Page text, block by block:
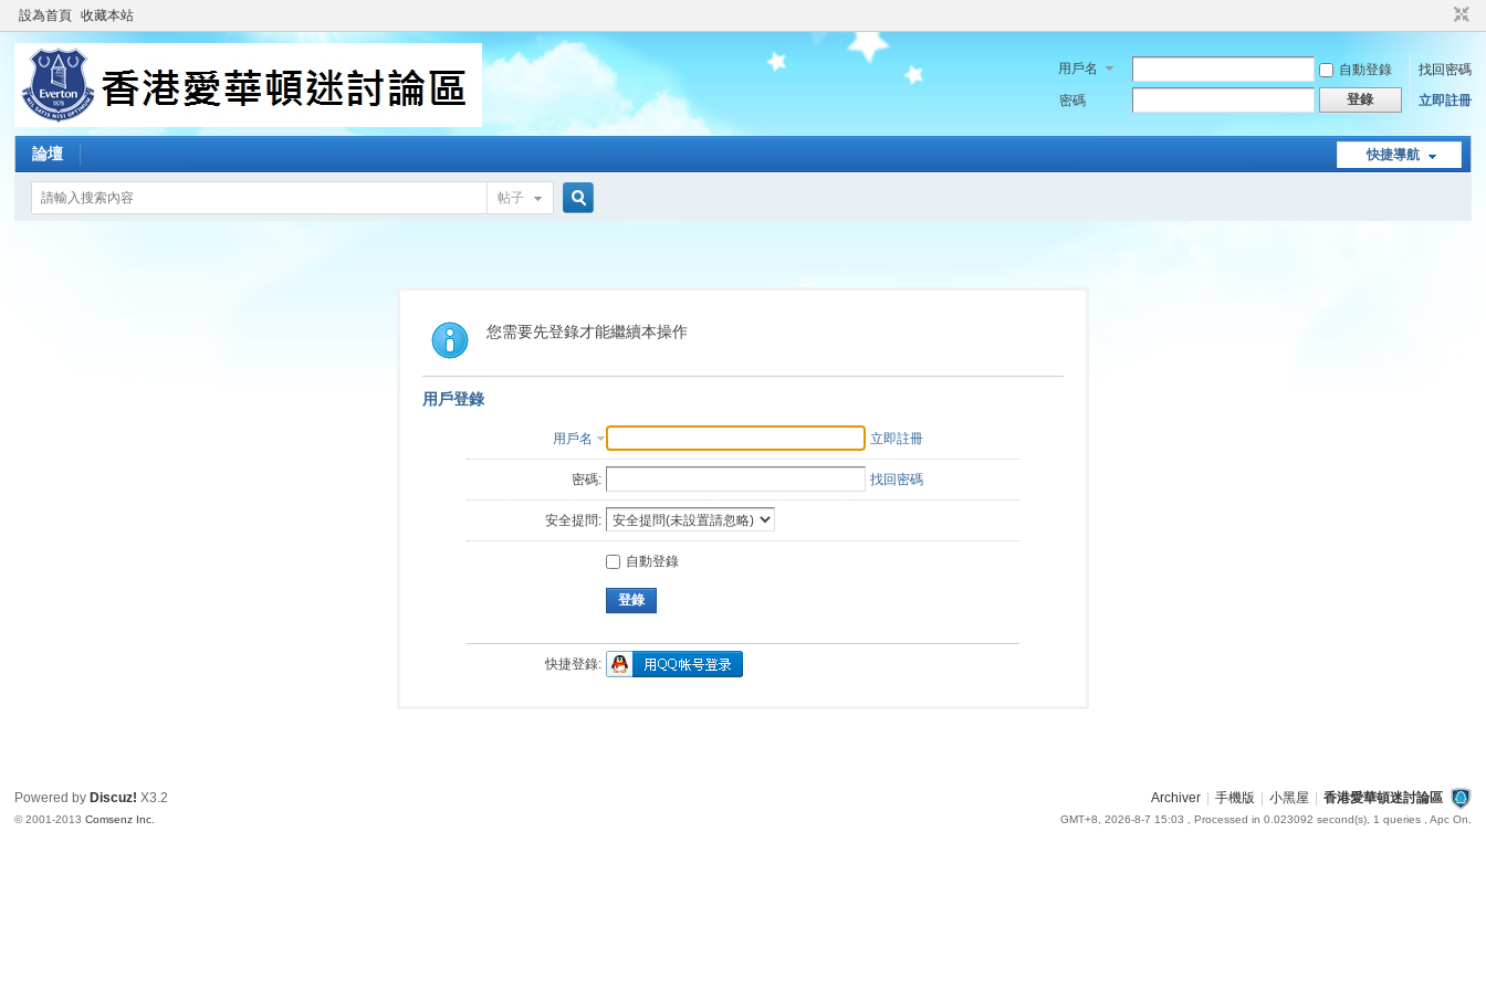
設為首頁 收藏本站
用戶名 自動登錄
找回密碼
密碼
登錄 立即註冊
快捷導航
論壇
帖子
索
您需要先登錄才能繼續本操作
用戶登錄
用戶名 立即註冊
密碼: 找回密碼
安全提問:
自動登錄
登錄
快捷登錄:
Archiver 手機版 小黑屋 香港愛華頓迷討論區
GMT+8, 2026-8-7 15:03 , Processed in 0.023092 second(s), 1 queries , Apc On.
Powered by Discuz! X3.2
© 2001-2013Comsenz Inc.